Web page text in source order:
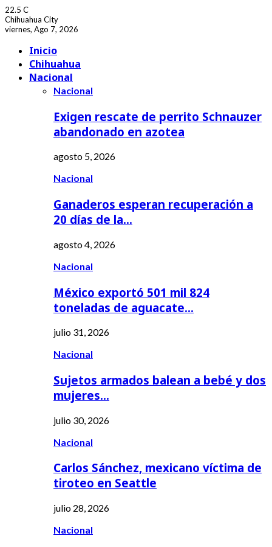
22.5 C
Chihuahua City
viernes, Ago 7, 2026
Inicio
Chihuahua
Nacional
Nacional
Exigen rescate de perrito Schnauzer
abandonado en azotea
agosto 5, 2026
Nacional
Ganaderos esperan recuperación a
20 días de la…
agosto 4, 2026
Nacional
México exportó 501 mil 824
toneladas de aguacate…
julio 31, 2026
Nacional
Sujetos armados balean a bebé y dos
mujeres…
julio 30, 2026
Nacional
Carlos Sánchez, mexicano víctima de
tiroteo en Seattle
julio 28, 2026
Nacional